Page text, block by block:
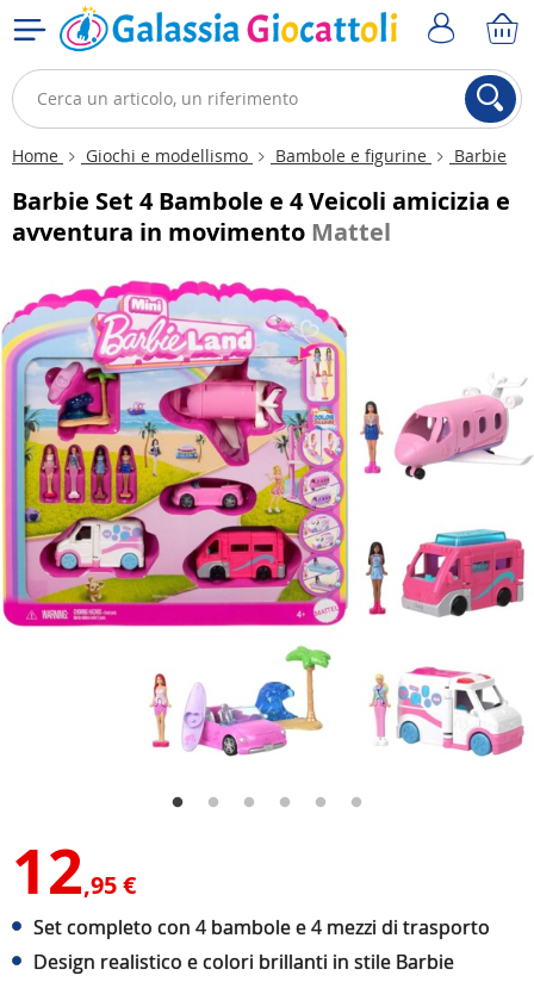
Home Giochi e modellismo Bambole e figurine Barbie
Barbie Set 4 Bambole e 4 Veicoli amicizia e
avventura in movimento Mattel
12,95 €
Set completo con 4 bambole e 4 mezzi di trasporto
Design realistico e colori brillanti in stile Barbie